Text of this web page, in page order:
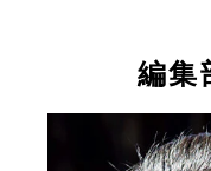
編集